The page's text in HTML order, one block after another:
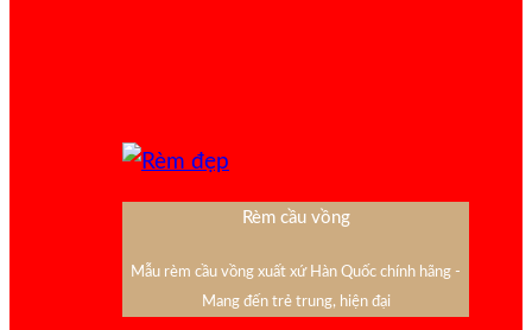
Rèm cầu vồng
Mẫu rèm cầu vồng xuất xứ Hàn Quốc chính hãng -
Mang đến trẻ trung, hiện đại